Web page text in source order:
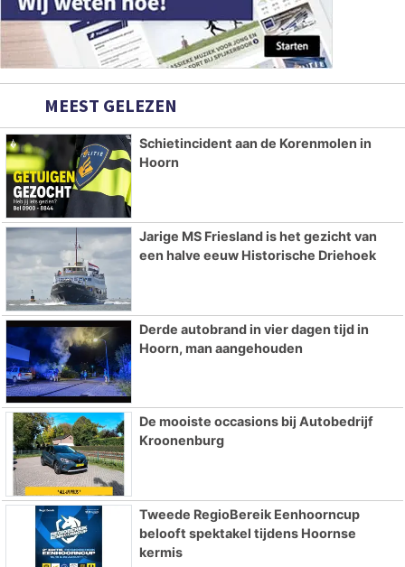
MEEST GELEZEN
Schietincident aan de Korenmolen in
Hoorn
Jarige MS Friesland is het gezicht van
een halve eeuw Historische Driehoek
Derde autobrand in vier dagen tijd in
Hoorn, man aangehouden
De mooiste occasions bij Autobedrijf
Kroonenburg
Tweede RegioBereik Eenhoorncup
belooft spektakel tijdens Hoornse
kermis